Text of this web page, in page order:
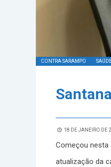
CONTRA SARAMPO
18 DE JANEIRO DE
Começou nesta
atualização da